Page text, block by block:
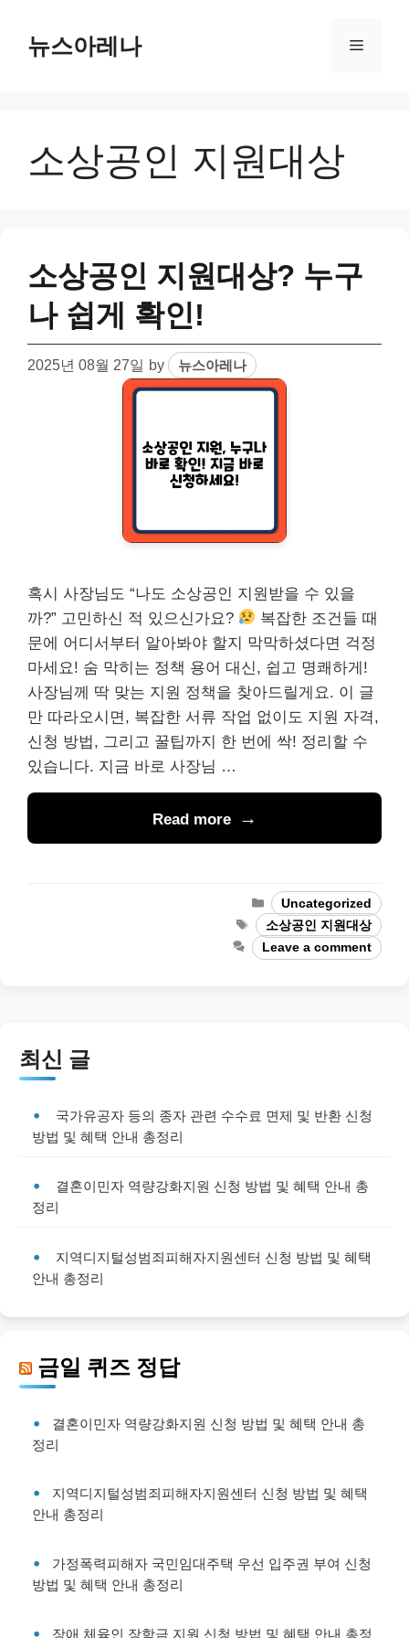
content뉴스아레나 Menu
소상공인 지원대상
소상공인 지원대상? 누구
나 쉽게 확인!
2025년 08월 27일 by 뉴스아레나
혹시 사장님도 “나도 소상공인 지원받을 수 있을
까?” 고민하신 적 있으신가요?
복잡한 조건들 때
문에 어디서부터 알아봐야 할지 막막하셨다면 걱정
마세요! 숨 막히는 정책 용어 대신, 쉽고 명쾌하게!
사장님께 딱 맞는 지원 정책을 찾아드릴게요. 이 글
만 따라오시면, 복잡한 서류 작업 없이도 지원 자격,
신청 방법, 그리고 꿀팁까지 한 번에 싹! 정리할 수
있습니다. 지금 바로 사장님 …
Read more
Categories
Uncategorized
Tags소상공인 지원대상
Leave a comment
최신 글
국가유공자 등의 종자 관련 수수료 면제 및 반환 신청
방법 및 혜택 안내 총정리
결혼이민자 역량강화지원 신청 방법 및 혜택 안내 총
정리
지역디지털성범죄피해자지원센터 신청 방법 및 혜택
안내 총정리
금일 퀴즈 정답
결혼이민자 역량강화지원 신청 방법 및 혜택 안내 총
정리
지역디지털성범죄피해자지원센터 신청 방법 및 혜택
안내 총정리
가정폭력피해자 국민임대주택 우선 입주권 부여 신청
방법 및 혜택 안내 총정리
장애 체육인 장학금 지원 신청 방법 및 혜택 안내 총정